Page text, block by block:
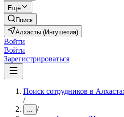
Ещё
Поиск
Алхасты (Ингушетия)
Войти
Войти
Зарегистрироваться
Поиск сотрудников в
/
... /